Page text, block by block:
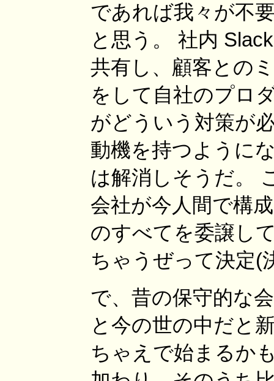
であれば我々が不
と思う。 社内
共有し、顧客との
をして自社のプロ
がどういう対策が
動機を持つように
は解消しそうだ。
会社が今人間で構
のすべてを委譲し
ちゃうぜって決定(
で、昔の保守的な
と今の世の中だと
ちゃえで始まるか